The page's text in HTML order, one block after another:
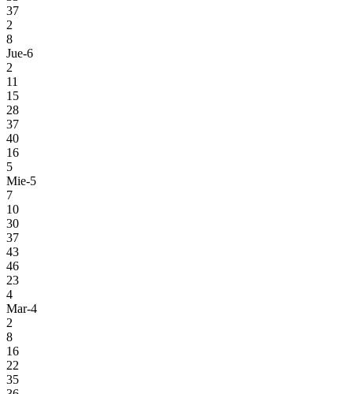
37
2
8
Jue-6
2
11
15
28
37
40
16
5
Mie-5
7
10
30
37
43
46
23
4
Mar-4
2
8
16
22
35